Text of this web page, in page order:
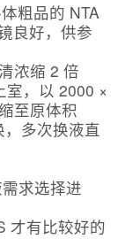
粗品的 NTA
良好，供参
浓缩 2 倍
，以 2000 ×
至原体积
多次换液直
求选择进
有比较好的